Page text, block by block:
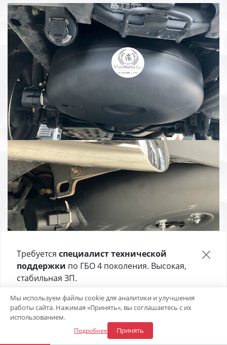
Мы используем файлы cookie для аналитики и улучшения
работы сайта. Нажимая «Принять», вы соглашаетесь с их
использованием.
Подробнее Принять
Требуется специалист технической
поддержки по ГБО 4 поколения. Высокая,
стабильная ЗП.
Отправьте своё резюме в форме ниже 👇
Откликнуться на вакансию